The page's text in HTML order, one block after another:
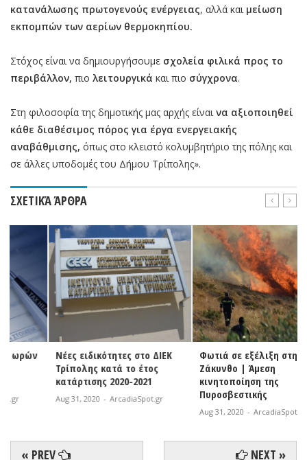
κατανάλωσης πρωτογενούς ενέργειας, αλλά και μείωση
εκπομπών των αερίων θερμοκηπίου.
Στόχος είναι να δημιουργήσουμε σχολεία φιλικά προς το
περιβάλλον, πιο λειτουργικά και πιο σύγχρονα.
Στη φιλοσοφία της δημοτικής μας αρχής είναινα αξιοποιηθεί
κάθε διαθέσιμος πόρος για έργα ενεργειακής
αναβάθμισης, όπως στο κλειστό κολυμβητήριο της πόλης και
σε άλλες υποδομές του Δήμου Τρίπολης».
ΣΧΕΤΙΚΆ ΆΡΘΡΑ
Νέες ειδικότητες στο ΔΙΕΚ
Τρίπολης κατά το έτος
κατάρτισης 2020-2021
Aug 31, 2020 - ArcadiaSpot.gr
Φωτιά σε εξέλιξη στη
Ζάκυνθο | Άμεση
κινητοποίηση της
Πυροσβεστικής
Aug 31, 2020 - ArcadiaSpot.gr
« PREV NEXT »